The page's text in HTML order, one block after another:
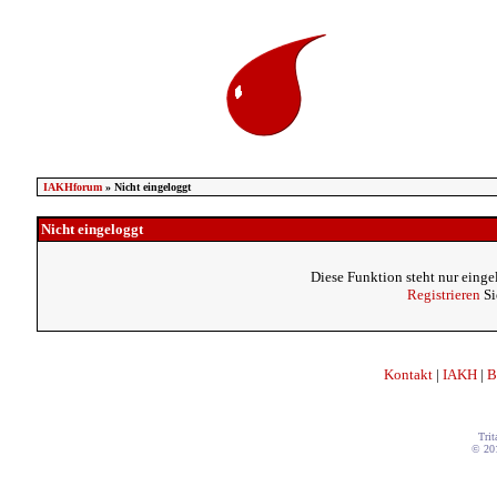
IAKHforum» Nicht eingeloggt
Nicht eingeloggt
Diese Funktion steht nur
Registrieren
Kontakt | IAKH |
©